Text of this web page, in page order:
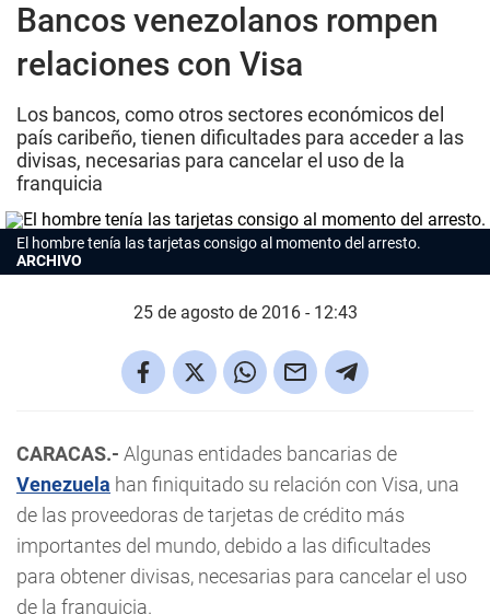
Bancos venezolanos rompen
relaciones con Visa
Los bancos, como otros sectores económicos del
país caribeño, tienen dificultades para acceder a las
divisas, necesarias para cancelar el uso de la
franquicia
El hombre tenía las tarjetas consigo al momento del arresto.
ARCHIVO
25 de agosto de 2016 - 12:43
CARACAS.- Algunas entidades bancarias de
Venezuela han finiquitado su relación con Visa, una
de las proveedoras de tarjetas de crédito más
importantes del mundo, debido a las dificultades
para obtener divisas, necesarias para cancelar el uso
de la franquicia.